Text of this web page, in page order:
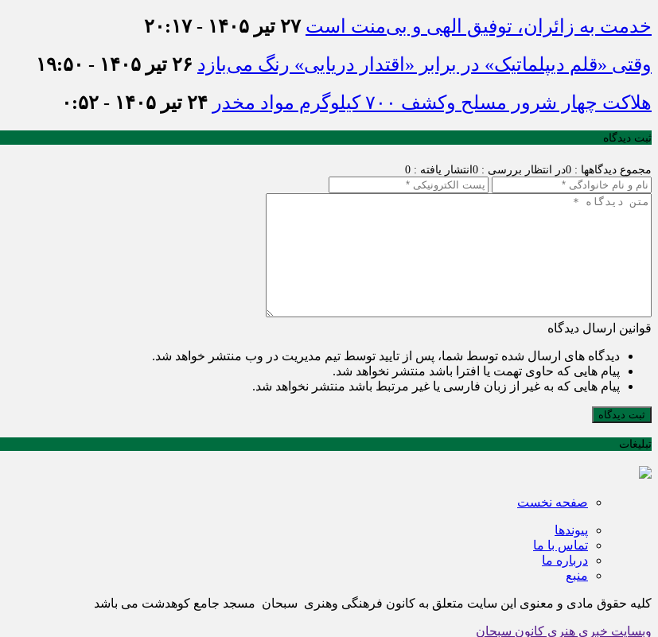
خدمت به زائران، توفیق الهی و بی‌منت است ۲۷ تیر ۱۴۰۵ - ۲۰:۱۷
وقتی «قلم دیپلماتیک» در برابر «اقتدار دریایی» رنگ می‌بازد ۲۶ تیر ۱۴۰۵ - ۱۹:۵۰
هلاکت چهار شرور مسلح وکشف ۷۰۰ کیلوگرم مواد مخدر
۲۴ تیر ۱۴۰۵ - ۰:۵۲
ثبت دیدگاه
مجموع دیدگاهها : 0 در انتظار بررسی : 0 انتشار یافته : 0
قوانین ارسال دیدگاه
دیدگاه های ارسال شده توسط شما، پس از تایید توسط تیم مدیریت در وب منتشر خواهد شد.
پیام هایی که حاوی تهمت یا افترا باشد منتشر نخواهد شد.
پیام هایی که به غیر از زبان فارسی یا غیر مرتبط باشد منتشر نخواهد شد.
ثبت دیدگاه
تبلیغات
صفحه نخست
پیوندها
تماس با ما
درباره ما
منبع
کلیه حقوق مادی و معنوی این سایت متعلق به کانون فرهنگی وهنری سبحان مسجد جامع کوهدشت می باشد
وبسایت خبری هنری کانون سبحان